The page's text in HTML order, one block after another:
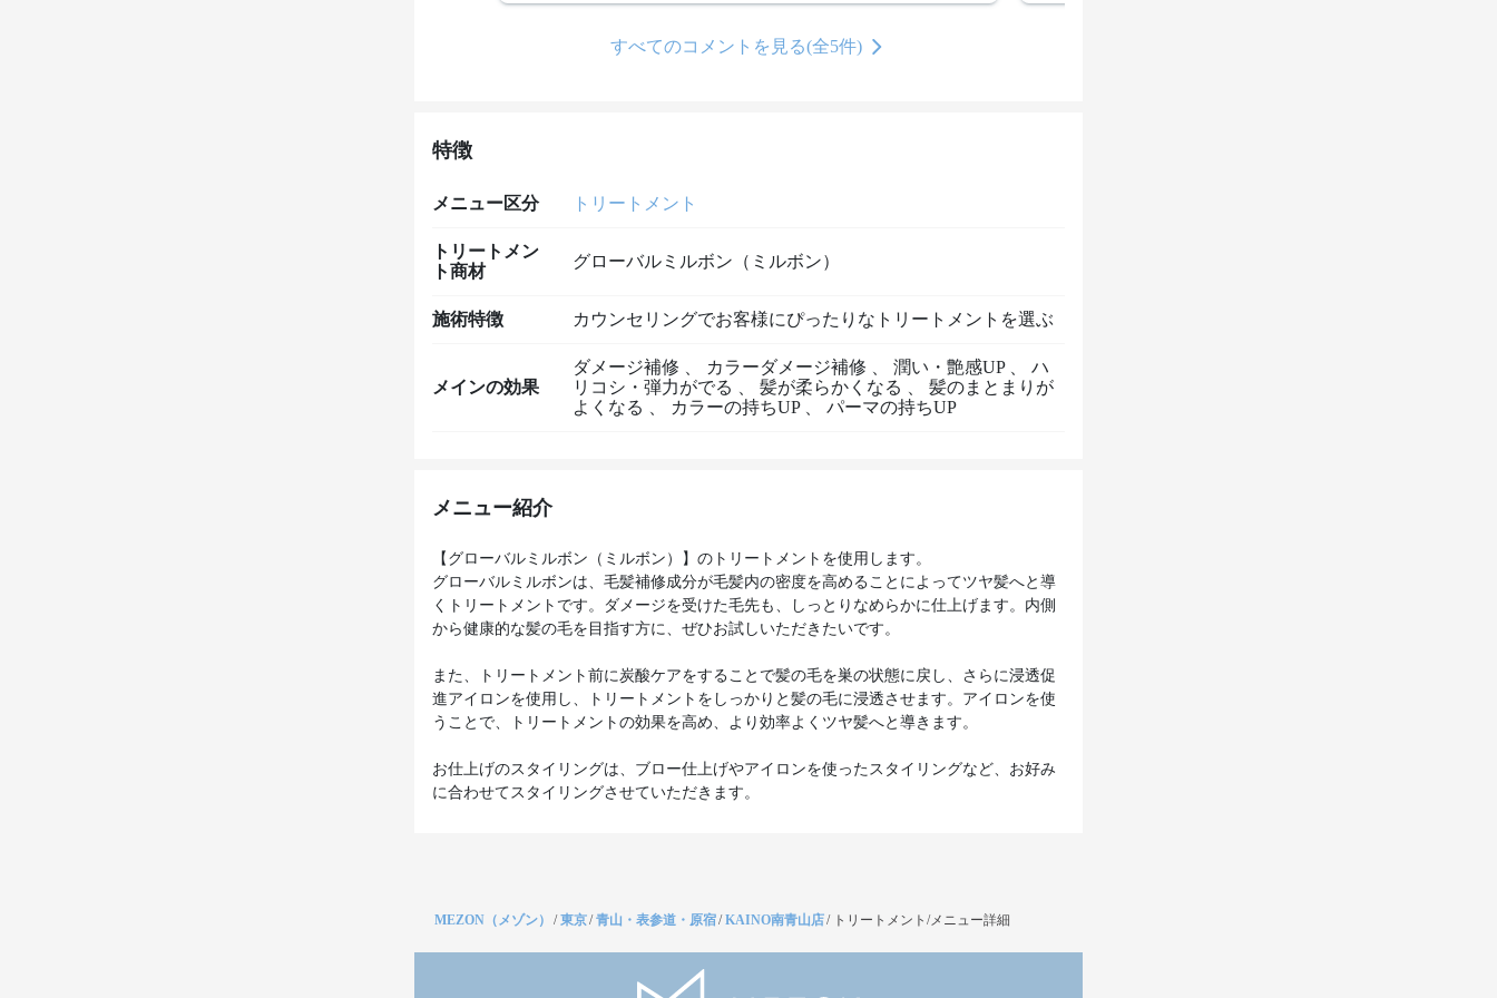
すべてのコメントを見る(全5件)
特徴
メニュー区分 トリートメント
トリートメン
ト商材
グローバルミルボン（ミルボン）
施術特徴 カウンセリングでお客様にぴったりなトリートメントを選ぶ
メインの効果
ダメージ補修 カラーダメージ補修 潤い・艶感UP
ハ
リコシ・弾力がでる
髪が柔らかくなる
髪のまとまりが
よくなる
カラーの持ちUP パーマの持ちUP
メニュー紹介
【グローバルミルボン（ミルボン）】のトリートメントを使用します。
グローバルミルボンは、毛髪補修成分が毛髪内の密度を高めることによってツヤ髪へと導
くトリートメントです。ダメージを受けた毛先も、しっとりなめらかに仕上げます。内側
から健康的な髪の毛を目指す方に、ぜひお試しいただきたいです。
また、トリートメント前に炭酸ケアをすることで髪の毛を巣の状態に戻し、さらに浸透促
進アイロンを使用し、トリートメントをしっかりと髪の毛に浸透させます。アイロンを使
うことで、トリートメントの効果を高め、より効率よくツヤ髪へと導きます。
お仕上げのスタイリングは、ブロー仕上げやアイロンを使ったスタイリングなど、お好み
に合わせてスタイリングさせていただきます。
MEZON（メゾン） /東京/青山・表参道・原宿/KAINO南青山店/ トリートメント/メニュー詳細